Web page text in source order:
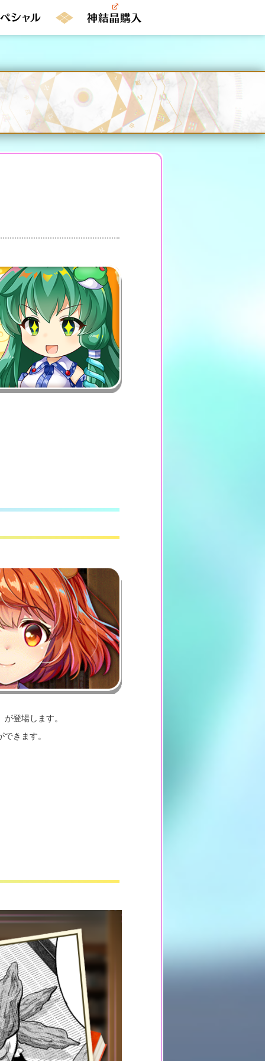
登場します。
きます。